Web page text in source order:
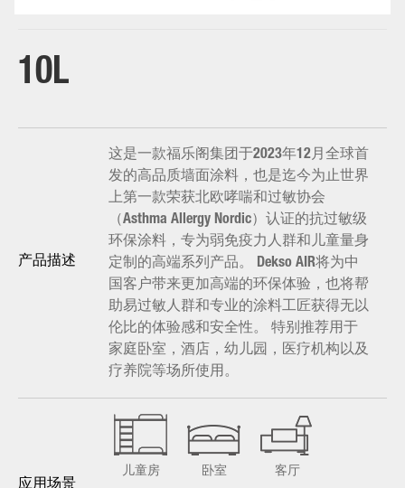
10L
产品描述
这是一款福乐阁集团于2023年12月全球首
发的高品质墙面涂料，也是迄今为止世界
上第一款荣获北欧哮喘和过敏协会
（Asthma Allergy Nordic）认证的抗过敏级
环保涂料，专为弱免疫力人群和儿童量身
定制的高端系列产品。 Dekso AIR将为中
国客户带来更加高端的环保体验，也将帮
助易过敏人群和专业的涂料工匠获得无以
伦比的体验感和安全性。 特别推荐用于
家庭卧室，酒店，幼儿园，医疗机构以及
疗养院等场所使用。
应用场景
儿童房 卧室 客厅